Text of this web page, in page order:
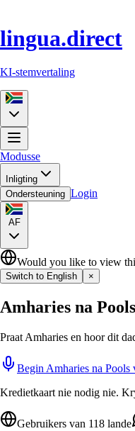
lingua.direct
KI-stemvertaling
Modusse
Inligting
Ondersteuning Login
AF
Would you like to view
Switch to English ×
Amharies na
Praat Amharies en hoor dit
Begin Amharies na Pools
Kredietkaart nie nodig nie.
Gebruikers van 118 lande